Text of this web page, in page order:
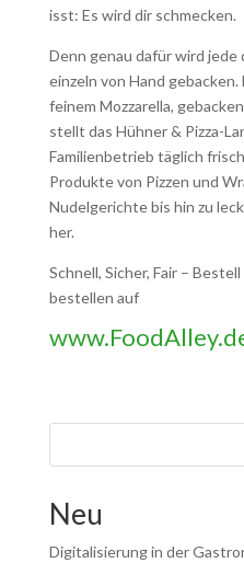
isst: Es wird dir schmecken.
Denn genau dafür wird jede
einzeln von Hand
feinem Mozzarella,
stellt das Hühner & Pizza-
Familienbetrieb täglich
Produkte von Pizzen und
Nudelgerichte bis hin zu
her.
Schnell, Sicher, Fair –
bestellen auf
Neu
Digitalisierung in der